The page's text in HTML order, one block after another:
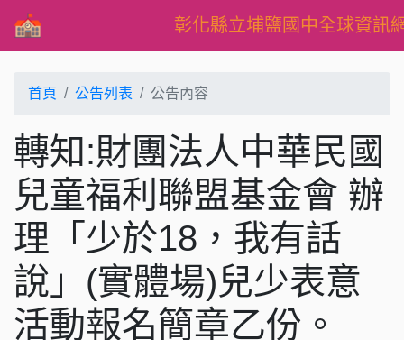
彰化縣立埔鹽國中全球資訊
首頁 公告列表 公告內容
轉知:財團法人中華民國
兒童福利聯盟基金會 辦
理「少於18，我有話
說」(實體場)兒少表意
活動報名簡章乙份。